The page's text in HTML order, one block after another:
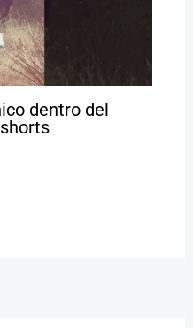
dentro del